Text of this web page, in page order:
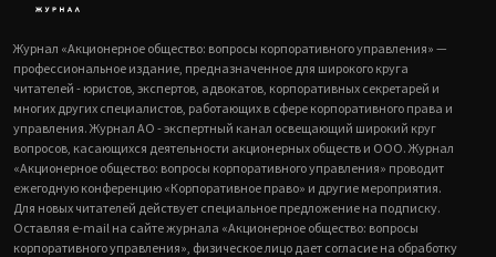
Журнал «Акционерное общество: вопросы корпоративного управления» —
профессиональное издание, предназначенное для широкого круга
читателей - юристов, экспертов, адвокатов, корпоративных секретарей и
многих других специалистов, работающих в сфере корпоративного права и
управления. Журнал АО - экспертный канал освещающий широкий круг
вопросов, касающихся деятельности акционерных обществ и ООО. Журнал
«Акционерное общество: вопросы корпоративного управления» проводит
ежегодную конференцию «Корпоративное право» и другие мероприятия.
Для новых читателей действует специальное предложение на подписку.
Оставляя e-mail на сайте журнала «Акционерное общество: вопросы
корпоративного управления», физическое лицо дает согласие на обработку